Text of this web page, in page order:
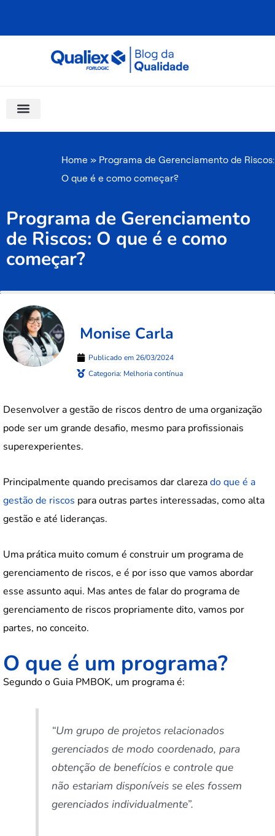
Home » Programa de Gerenciamento de Riscos:
O que é e como começar?
Programa de Gerenciamento
de Riscos: O que é e como
começar?
Monise Carla
Publicado em 26/03/2024
Categoria: Melhoria contínua
Desenvolver a gestão de riscos dentro de uma organização
pode ser um grande desafio, mesmo para profissionais
superexperientes.
Principalmente quando precisamos dar clarezado que é a
gestão de riscos para outras partes interessadas, como alta
gestão e até lideranças.
Uma prática muito comum é construir um programa de
gerenciamento de riscos, e é por isso que vamos abordar
esse assunto aqui. Mas antes de falar do programa de
gerenciamento de riscos propriamente dito, vamos por
partes, no conceito.
O que é um programa?
Segundo o Guia PMBOK, um programa é:
“Um grupo de projetos relacionados
gerenciados de modo coordenado, para
obtenção de benefícios e controle que
não estariam disponíveis se eles fossem
gerenciados individualmente”.